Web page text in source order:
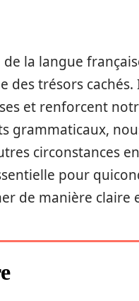
de la langue
des trésors
et renforcent
grammaticaux,
circonstances
pour
de manière claire